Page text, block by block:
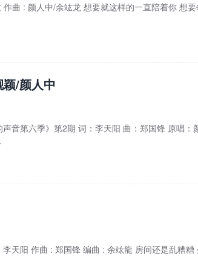
曲 : 颜人中/余竑龙 想要就这样的一直陪着你 想要
/颜人中
音第六季》第2期 词：李天阳 曲：郑国锋 原唱：
天阳 作曲 : 郑国锋 编曲 : 余竑龍 房间还是乱糟糟